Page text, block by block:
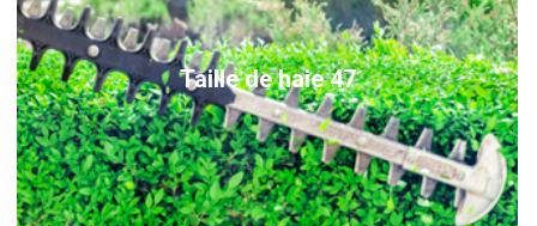
Taille de haie 47